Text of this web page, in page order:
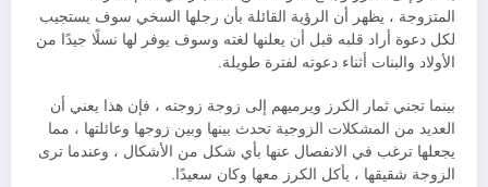
المتزوجة ، يظهر أن الرؤية القائلة بأن رجلها السخي سوف يستجيب
لكل دعوة أراد قلبه قبل أن يعلنها لغته وسوف يوفر لها نسلًا جيدًا من
الأولاد والبنات أثناء دعوته لفترة طويلة.
بينما تجني ثمار الكرز ويرميهم إلى زوجة زوجته ، فإن هذا يعني أن
العديد من المشكلات الزوجية تحدث بينها وبين زوجها وعائلتها ، مما
يجعلها ترغب في الانفصال عنها بأي شكل من الأشكال ، وعندما ترى
الزوجة شقيقها ، يأكل الكرز معها وكان سعيدًا.